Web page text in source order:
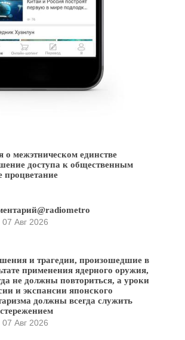
межэтническом единстве
доступа к общественным
процветание
07 Авг 2026
и трагедии, произошедшие в
применения ядерного оружия,
не должны повториться, а уроки
и экспансии японского
должны всегда служить
07 Авг 2026